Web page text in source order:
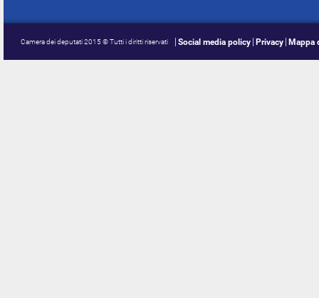
Camera dei deputati 2015 © Tutti i diritti riservati Social media policy Privacy Mappa